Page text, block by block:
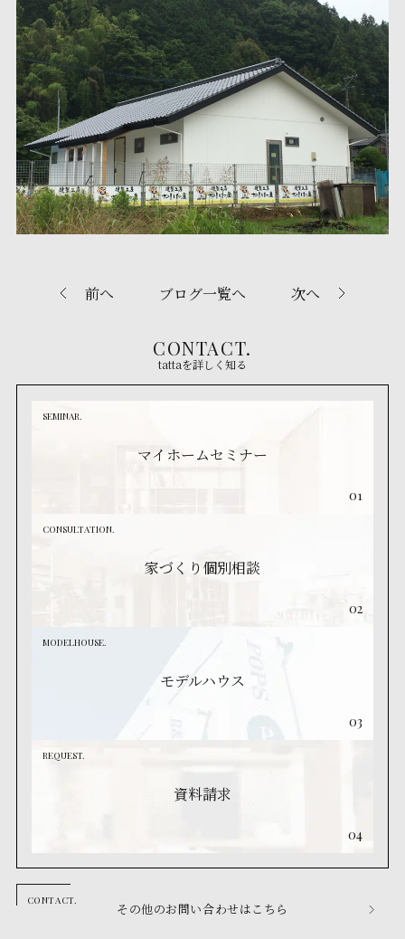
前へ ブログ一覧へ 次へ
CONTACT.
tattaを詳しく知る
SEMINAR.
マイホームセミナー
01
CONSULTATION.
家づくり個別相談
02
MODELHOUSE.
モデルハウス
03
REQUEST.
資料請求
04
その他のお問い合わせはこちら